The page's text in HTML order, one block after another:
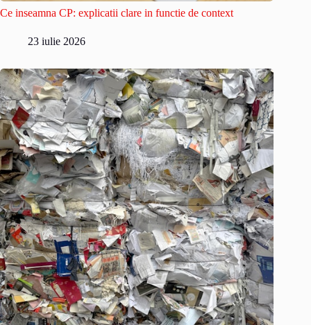
Ce inseamna CP: explicatii clare in functie de context
23 iulie 2026